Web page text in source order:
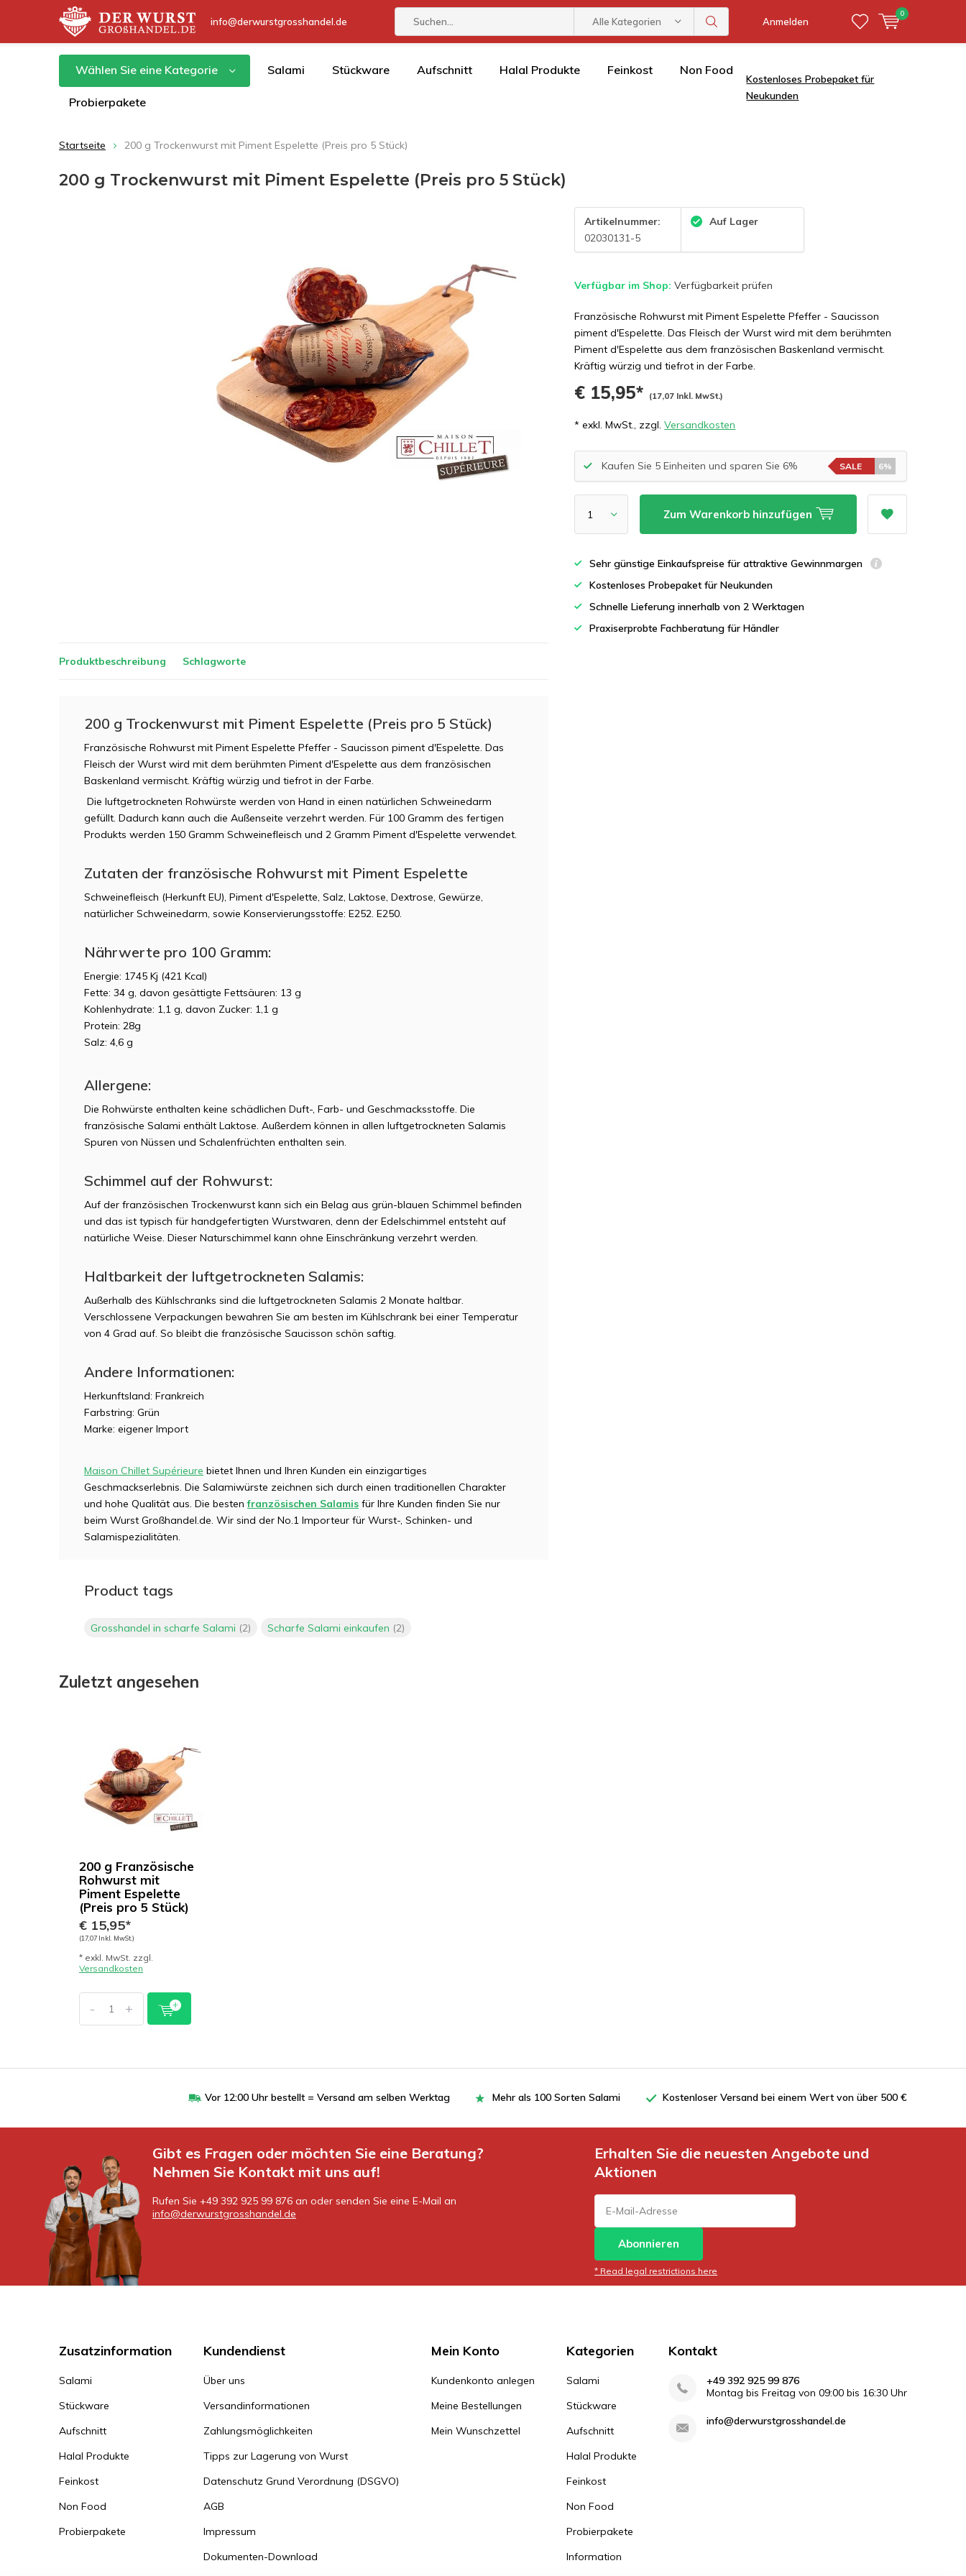
info@derwurstgrosshandel.de Alle Kategorien Anmelden
0
Wählen Sie eine Kategorie Salami Stückware Aufschnitt Halal Produkte Feinkost Non Food
Probierpakete
Kostenloses Probepaket für
Neukunden
Startseite 200 g Trockenwurst mit Piment Espelette (Preis pro 5 Stück)
200 g Trockenwurst mit Piment Espelette (Preis pro 5 Stück)
Artikelnummer:
02030131-5
Auf Lager
Verfügbar im Shop:Verfügbarkeit prüfen
Französische Rohwurst mit Piment Espelette Pfeffer - Saucisson
piment d'Espelette. Das Fleisch der Wurst wird mit dem berühmten
Piment d'Espelette aus dem französischen Baskenland vermischt.
Kräftig würzig und tiefrot in der Farbe.
€ 15,95* (17,07 Inkl. MwSt.)
* exkl. MwSt., zzgl.Versandkosten
Kaufen Sie 5 Einheiten und sparen Sie 6% SALE 6%
Zum Warenkorb hinzufügen
Sehr günstige Einkaufspreise für attraktive Gewinnmargen
Kostenloses Probepaket für Neukunden
Schnelle Lieferung innerhalb von 2 Werktagen
Praxiserprobte Fachberatung für Händler
Produktbeschreibung Schlagworte
200 g Trockenwurst mit Piment Espelette (Preis pro 5 Stück)
Französische Rohwurst mit Piment Espelette Pfeffer - Saucisson piment d'Espelette. Das
Fleisch der Wurst wird mit dem berühmten Piment d'Espelette aus dem französischen
Baskenland vermischt. Kräftig würzig und tiefrot in der Farbe.
Die luftgetrockneten Rohwürste werden von Hand in einen natürlichen Schweinedarm
gefüllt. Dadurch kann auch die Außenseite verzehrt werden. Für 100 Gramm des fertigen
Produkts werden 150 Gramm Schweinefleisch und 2 Gramm Piment d'Espelette verwendet.
Zutaten der französische Rohwurst mit Piment Espelette
Schweinefleisch (Herkunft EU), Piment d'Espelette, Salz, Laktose, Dextrose, Gewürze,
natürlicher Schweinedarm, sowie Konservierungsstoffe: E252. E250.
Nährwerte pro 100 Gramm:
Energie: 1745 Kj (421 Kcal)
Fette: 34 g, davon gesättigte Fettsäuren: 13 g
Kohlenhydrate: 1,1 g, davon Zucker: 1,1 g
Protein: 28g
Salz: 4,6 g
Allergene:
Die Rohwürste enthalten keine schädlichen Duft-, Farb- und Geschmacksstoffe. Die
französische Salami enthält Laktose. Außerdem können in allen luftgetrockneten Salamis
Spuren von Nüssen und Schalenfrüchten enthalten sein.
Schimmel auf der Rohwurst:
Auf der französischen Trockenwurst kann sich ein Belag aus grün-blauen Schimmel befinden
und das ist typisch für handgefertigten Wurstwaren, denn der Edelschimmel entsteht auf
natürliche Weise. Dieser Naturschimmel kann ohne Einschränkung verzehrt werden.
Haltbarkeit der luftgetrockneten Salamis:
Außerhalb des Kühlschranks sind die luftgetrockneten Salamis 2 Monate haltbar.
Verschlossene Verpackungen bewahren Sie am besten im Kühlschrank bei einer Temperatur
von 4 Grad auf. So bleibt die französische Saucisson schön saftig.
Andere Informationen:
Herkunftsland: Frankreich
Farbstring: Grün
Marke: eigener Import
Maison Chillet Supérieure bietet Ihnen und Ihren Kunden ein einzigartiges
Geschmackserlebnis. Die Salamiwürste zeichnen sich durch einen traditionellen Charakter
und hohe Qualität aus. Die bestenfranzösischen Salamis für Ihre Kunden finden Sie nur
beim Wurst Großhandel.de. Wir sind der No.1 Importeur für Wurst-, Schinken- und
Salamispezialitäten.
Product tags
Grosshandel in scharfe Salami (2) Scharfe Salami einkaufen (2)
Zuletzt angesehen
200 g Französische
Rohwurst mit
Piment Espelette
(Preis pro 5 Stück)
€ 15,95*
(17,07 Inkl. MwSt.)
* exkl. MwSt. zzgl.
Versandkosten
- +
Vor 12:00 Uhr bestellt = Versand am selben Werktag Mehr als 100 Sorten Salami Kostenloser Versand bei einem Wert von über 500 €
Gibt es Fragen oder möchten Sie eine Beratung?
Nehmen Sie Kontakt mit uns auf!
Rufen Sie +49 392 925 99 876 an oder senden Sie eine E-Mail an
info@derwurstgrosshandel.de
Erhalten Sie die neuesten Angebote und
Aktionen
Abonnieren
* Read legal restrictions here
Zusatzinformation
Salami
Stückware
Aufschnitt
Halal Produkte
Feinkost
Non Food
Probierpakete
Kundendienst
Über uns
Versandinformationen
Zahlungsmöglichkeiten
Tipps zur Lagerung von Wurst
Datenschutz Grund Verordnung (DSGVO)
AGB
Impressum
Dokumenten-Download
Mein Konto
Kundenkonto anlegen
Meine Bestellungen
Mein Wunschzettel
Kategorien
Salami
Stückware
Aufschnitt
Halal Produkte
Feinkost
Non Food
Probierpakete
Information
Kontakt
+49 392 925 99 876
Montag bis Freitag von 09:00 bis 16:30 Uhr
info@derwurstgrosshandel.de